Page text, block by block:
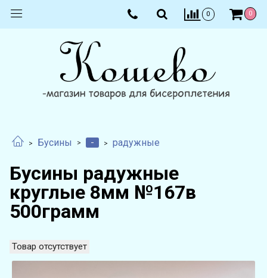
0 0
Бусины - радужные
Бусины радужные
круглые 8мм №167в
500грамм
Товар отсутствует